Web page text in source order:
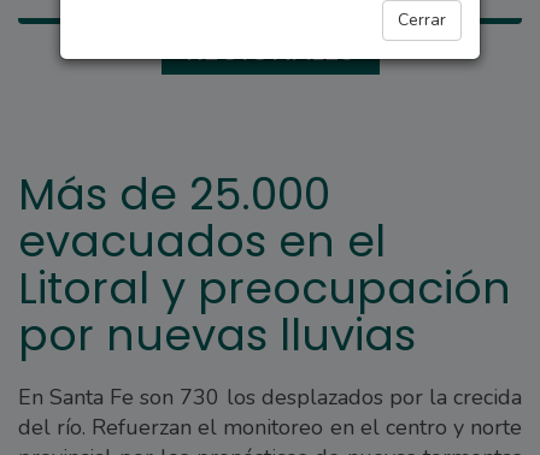
Cerrar
REGIONALES
Más de 25.000
evacuados en el
Litoral y preocupación
por nuevas lluvias
En Santa Fe son 730 los desplazados por la crecida
del río. Refuerzan el monitoreo en el centro y norte